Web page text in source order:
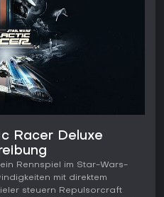
Racer Deluxe
Rennspiel im Star-Wars-
mit direktem
steuern Repulsorcraft